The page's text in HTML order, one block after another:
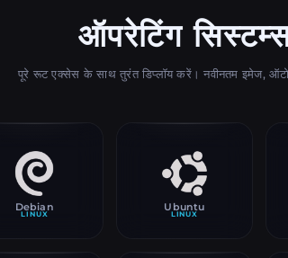
ऑपरेटिंग
पूरे रूट एक्सेस के साथ तुरंत डिप्लॉय करें। नवीनतम इमेज,
Debian
LINUX
Ubuntu
LINUX